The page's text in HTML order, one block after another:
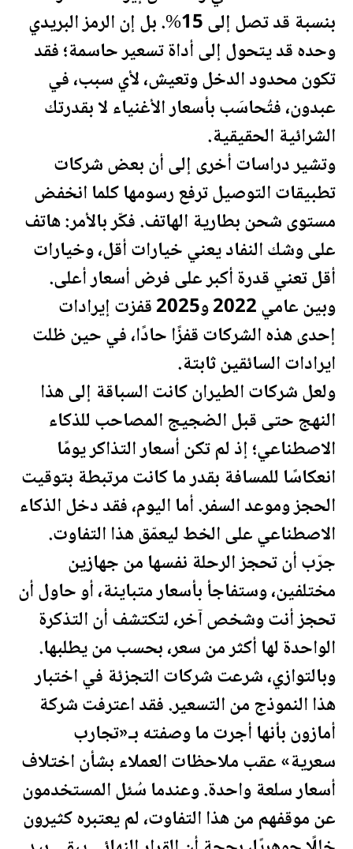
بنسبة قد تصل إلى 15%. بل إن الرمز البريدي
وحده قد يتحول إلى أداة تسعير حاسمة؛ فقد
تكون محدود الدخل وتعيش، لأي سبب، في
عبدون، فتُحاسَب بأسعار الأغنياء لا بقدرتك
الشرائية الحقيقية.
وتشير دراسات أخرى إلى أن بعض شركات
تطبيقات التوصيل ترفع رسومها كلما انخفض
مستوى شحن بطارية الهاتف. فكّر بالأمر: هاتف
على وشك النفاد يعني خيارات أقل، وخيارات
أقل تعني قدرة أكبر على فرض أسعار أعلى.
وبين عامي 2022 و2025 قفزت إيرادات
إحدى هذه الشركات قفزًا حادًا، في حين ظلت
ايرادات السائقين ثابتة.
ولعل شركات الطيران كانت السباقة إلى هذا
النهج حتى قبل الضجيج المصاحب للذكاء
الاصطناعي؛ إذ لم تكن أسعار التذاكر يومًا
انعكاسًا للمسافة بقدر ما كانت مرتبطة بتوقيت
الحجز وموعد السفر. أما اليوم، فقد دخل الذكاء
الاصطناعي على الخط ليعمّق هذا التفاوت.
جرّب أن تحجز الرحلة نفسها من جهازين
مختلفين، وستفاجأ بأسعار متباينة، أو حاول أن
تحجز أنت وشخص آخر، لتكتشف أن التذكرة
الواحدة لها أكثر من سعر، بحسب من يطلبها.
وبالتوازي، شرعت شركات التجزئة في اختبار
هذا النموذج من التسعير. فقد اعترفت شركة
أمازون بأنها أجرت ما وصفته بـ«تجارب
سعرية» عقب ملاحظات العملاء بشأن اختلاف
أسعار سلعة واحدة. وعندما سُئل المستخدمون
عن موقفهم من هذا التفاوت، لم يعتبره كثيرون